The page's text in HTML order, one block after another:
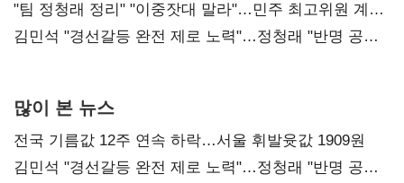
"팀 정청래 정리" "이중잣대 말라"…민주 최고위원 계파
다툼 격화
김민석 "경선갈등 완전 제로 노력"…정청래 "반명 공세
많이 본 뉴스
전국 기름값 12주 연속 하락…서울 휘발윳값 1909원
김민석 "경선갈등 완전 제로 노력"…정청래 "반명 공세